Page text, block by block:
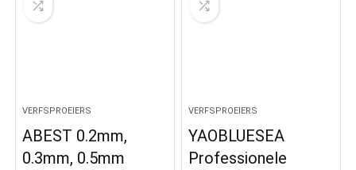
VERFSPROEIERS
ABEST 0.2mm,
0.3mm, 0.5mm
VERFSPROEIERS
YAOBLUESEA
Professionele